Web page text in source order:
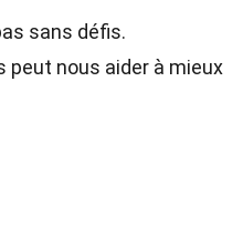
sans défis.
peut nous aider à mieux